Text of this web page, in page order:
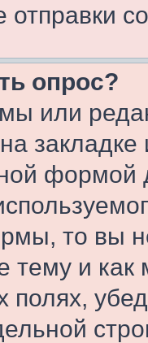
отправки
опрос?
или
формой
то вы
тему и
полях,